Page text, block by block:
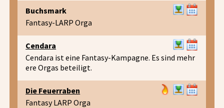
Buchsmark
Fantasy-LARP Orga
Cendara
Cendara ist eine Fantasy-Kampagne. Es sind mehr
ere Orgas beteiligt.
Die Feuerraben
Fantasy LARP Orga